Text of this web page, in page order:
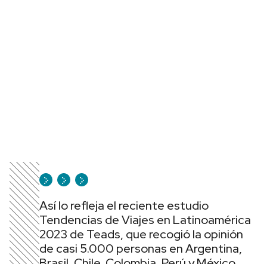
Así lo refleja el reciente estudio
Tendencias de Viajes en Latinoamérica
2023 de Teads, que recogió la opinión
de casi 5.000 personas en Argentina,